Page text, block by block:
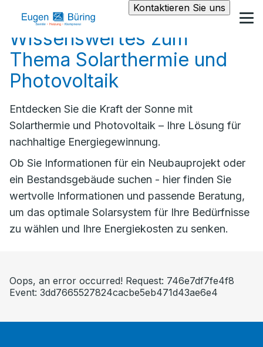
Kontaktieren Sie uns
Wissenswertes zum
Thema Solarthermie und
Photovoltaik
Entdecken Sie die Kraft der Sonne mit
Solarthermie und Photovoltaik – Ihre Lösung für
nachhaltige Energiegewinnung.
Ob Sie Informationen für ein Neubauprojekt oder
ein Bestandsgebäude suchen - hier finden Sie
wertvolle Informationen und passende Beratung,
um das optimale Solarsystem für Ihre Bedürfnisse
zu wählen und Ihre Energiekosten zu senken.
Oops, an error occurred! Request: 746e7df7fe4f8
Event: 3dd7665527824cacbe5eb471d43ae6e4